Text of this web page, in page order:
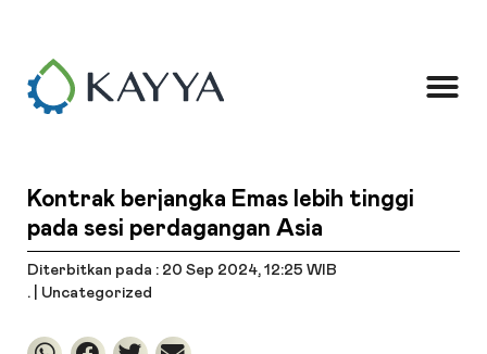
Kontrak berjangka Emas lebih tinggi
pada sesi perdagangan Asia
Diterbitkan pada : 20 Sep 2024, 12:25 WIB
. |
Uncategorized